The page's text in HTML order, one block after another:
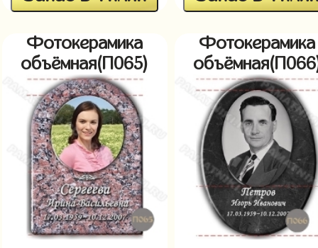
Фотокерамика
объёмная(П065)
Фотокерамика